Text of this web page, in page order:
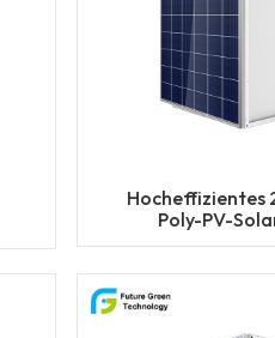
Hocheffizientes
Poly-PV-